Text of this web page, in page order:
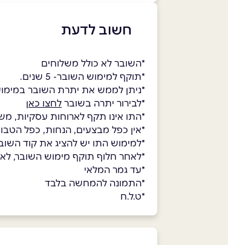
חשוב לדעת
*השובר לא כולל משלוחים
*תוקף למימוש השובר- 5 שנים.
*ניתן לממש את יתרת השובר
*לבירור יתרה בשובר לחצו כאן
*התו אינו תקף לארוחות עסקיות,
*אין כפל מבצעים, הנחות, כפל
*למימוש התו יש להציג את קוד
*לאחר חלוף תוקף מימוש השובר, לא
*עד גמר המלאי
*התמונה להמחשה בלבד
*ט.ל.ח